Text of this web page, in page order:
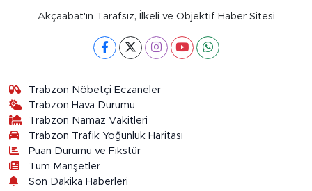
Akçaabat'ın Tarafsız, İlkeli ve Objektif Haber Sitesi
Trabzon Nöbetçi Eczaneler
Trabzon Hava Durumu
Trabzon Namaz Vakitleri
Trabzon Trafik Yoğunluk Haritası
Puan Durumu ve Fikstür
Tüm Manşetler
Son Dakika Haberleri